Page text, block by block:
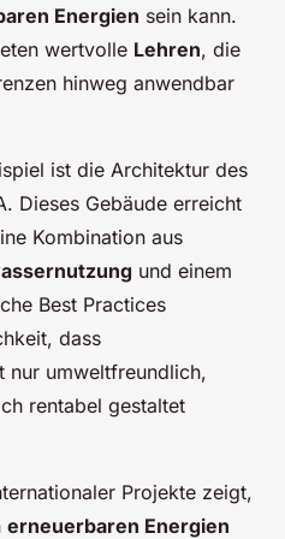
Energien sein kann.
wertvolle Lehren, die
hinweg anwendbar
ist die Architektur des
Dieses Gebäude erreicht
Kombination aus
und einem
Best Practices
dass
nur umweltfreundlich,
rentabel gestaltet
Projekte zeigt,
erneuerbaren Energien